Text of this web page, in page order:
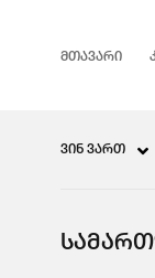
ᲛᲗᲐᲕᲐᲠᲘ
ᲕᲘᲜ ᲕᲐᲠᲗ